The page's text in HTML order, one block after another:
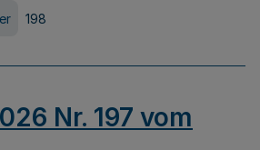
198
Nr. 197 vom